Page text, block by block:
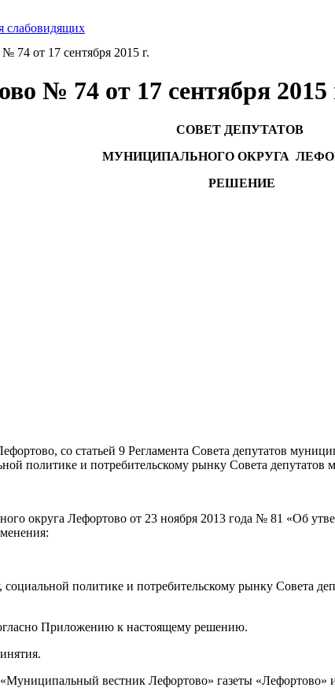
слабовидящих
от 17 сентября 2015 г.
№ 74 от 17 сентября 2015
СОВЕТ ДЕПУТАТОВ
МУНИЦИПАЛЬНОГО ОКРУГА
РЕШЕНИЕ
со статьей 9 Регламента Совета депутатов
политике и потребительскому рынку Совета
округа Лефортово от 23 ноября 2013 года № 81 «Об
политике и потребительскому рынку Совета
Приложению к настоящему решению.
«Муниципальный вестник Лефортово» газеты